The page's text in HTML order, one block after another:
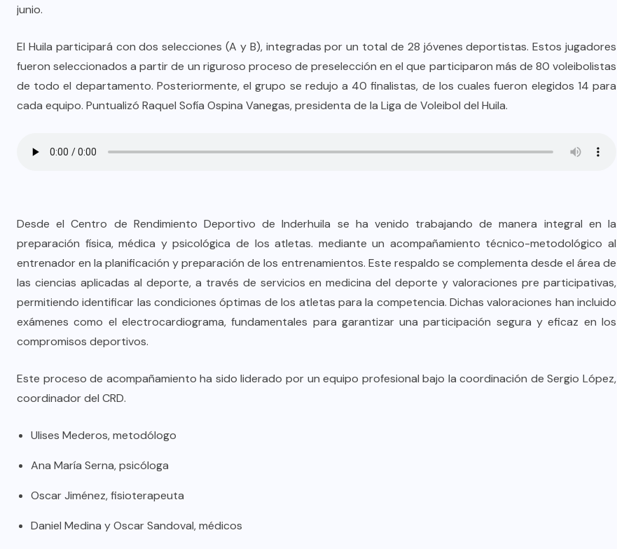
junio.
El Huila participará con dos selecciones (A y B), integradas por un total de 28 jóvenes deportistas. Estos jugadores
fueron seleccionados a partir de un riguroso proceso de preselección en el que participaron más de 80 voleibolistas
de todo el departamento. Posteriormente, el grupo se redujo a 40 finalistas, de los cuales fueron elegidos 14 para
cada equipo. Puntualizó Raquel Sofía Ospina Vanegas, presidenta de la Liga de Voleibol del Huila.
Desde el Centro de Rendimiento Deportivo de Inderhuila se ha venido trabajando de manera integral en la
preparación física, médica y psicológica de los atletas. mediante un acompañamiento técnico-metodológico al
entrenador en la planificación y preparación de los entrenamientos. Este respaldo se complementa desde el área de
las ciencias aplicadas al deporte, a través de servicios en medicina del deporte y valoraciones pre participativas,
permitiendo identificar las condiciones óptimas de los atletas para la competencia. Dichas valoraciones han incluido
exámenes como el electrocardiograma, fundamentales para garantizar una participación segura y eficaz en los
compromisos deportivos.
Este proceso de acompañamiento ha sido liderado por un equipo profesional bajo la coordinación de Sergio López,
coordinador del CRD.
Ulises Mederos, metodólogo
Ana María Serna, psicóloga
Oscar Jiménez, fisioterapeuta
Daniel Medina y Oscar Sandoval, médicos